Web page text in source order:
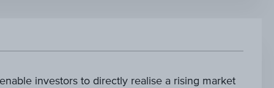
investors to directly realise a rising market